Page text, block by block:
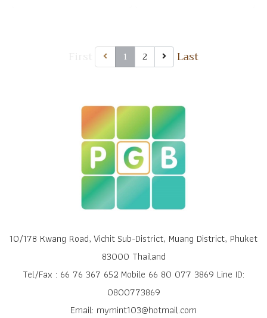
1 2 Last
10/178 Kwang Road, Vichit Sub-District, Muang District, Phuket
83000 Thailand
Tel/Fax : 66 76 367 652 Mobile 66 80 077 3869 Line ID:
0800773869
Email: mymint103@hotmail.com